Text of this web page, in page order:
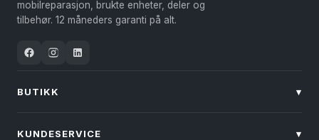
mobilreparasjon, brukte enheter, deler og
tilbehør. 12 måneders garanti på alt.
BUTIKK ▾
KUNDESERVICE ▾